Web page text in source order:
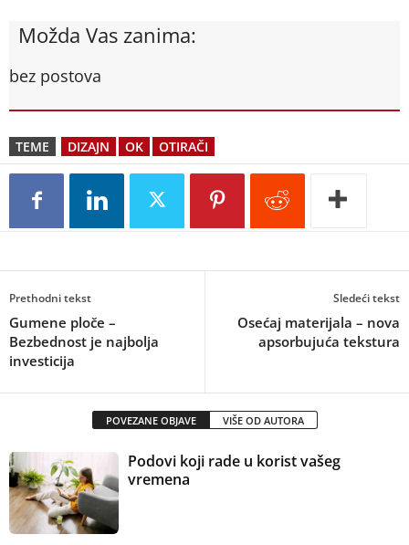
Možda Vas zanima:
bez postova
TEME DIZAJN OK OTIRAČI
Prethodni tekst
Gumene ploče –
Bezbednost je najbolja
investicija
Sledeći tekst
Osećaj materijala – nova
apsorbujuća tekstura
POVEZANE OBJAVE VIŠE OD AUTORA
Podovi koji rade u korist vašeg
vremena